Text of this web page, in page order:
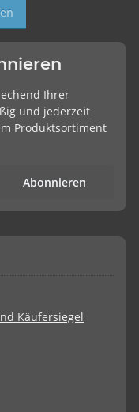
Ihrer
und jederzeit
Produktsortiment
Abonnieren